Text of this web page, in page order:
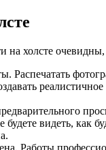
на холсте очевидны,
Распечатать
видеть, как